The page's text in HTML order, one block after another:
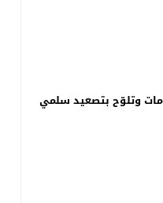
وتلوّح بتصعيد سلمي